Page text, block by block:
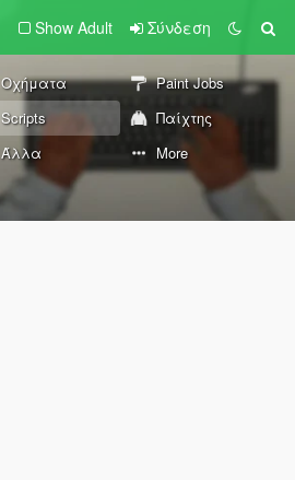
Show Adult Σύνδεση
Οχήματα
Paint Jobs
Scripts
Παίχτης
Άλλα More